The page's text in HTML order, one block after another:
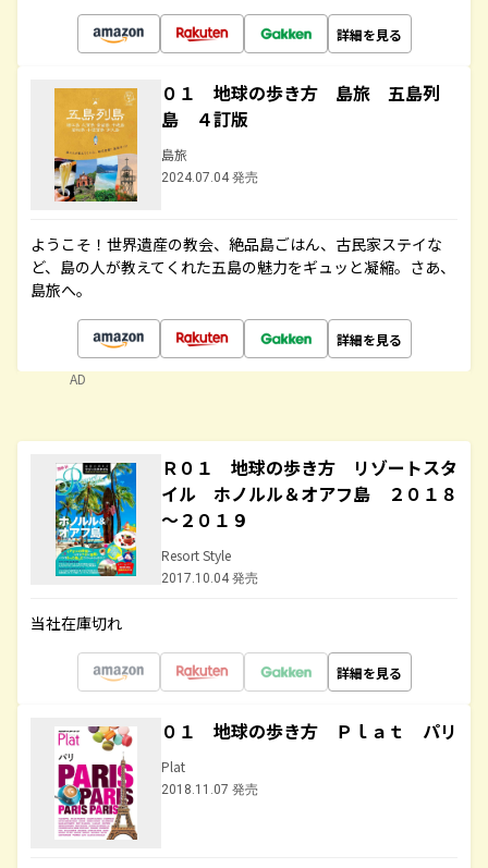
詳細を見る
０１ 地球の歩き方 島旅 五島列
島 ４訂版
島旅
2024.07.04 発売
ようこそ！世界遺産の教会、絶品島ごはん、古民家ステイな
ど、島の人が教えてくれた五島の魅力をギュッと凝縮。さあ、
島旅へ。
詳細を見る
AD
Ｒ０１ 地球の歩き方 リゾートスタ
イル ホノルル＆オアフ島 ２０１８
～２０１９
Resort Style
2017.10.04 発売
当社在庫切れ
詳細を見る
０１ 地球の歩き方 Ｐｌａｔ パリ
Plat
2018.11.07 発売